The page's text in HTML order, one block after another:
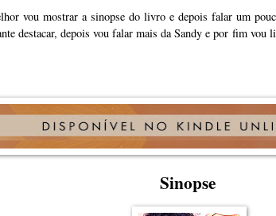
vou mostrar a sinopse do livro e depois falar um
destacar, depois vou falar mais da Sandy e por fim vou
Sinopse